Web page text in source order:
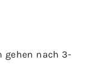
gehen nach 3-